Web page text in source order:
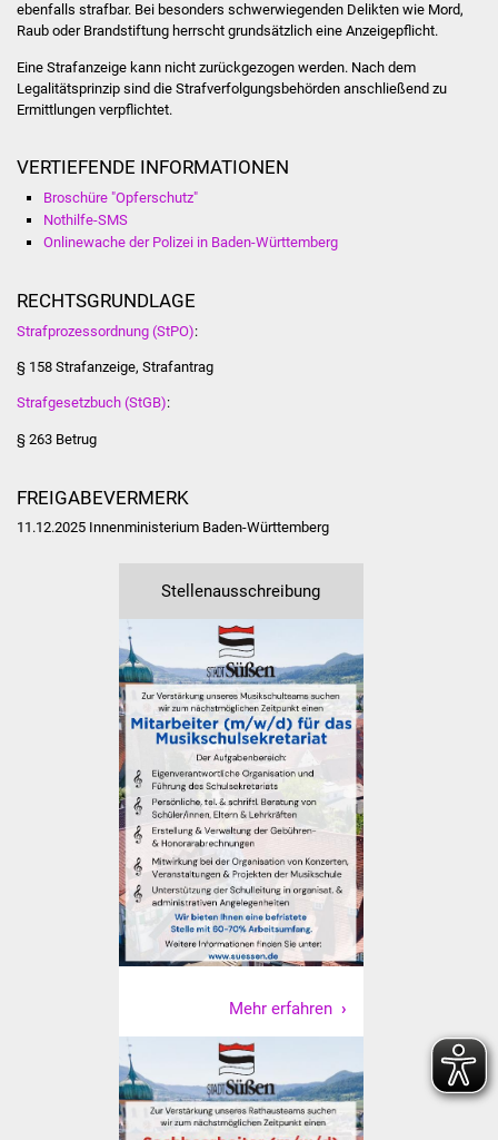
Stadtarchiv
Zehntscheuer
Vereine und Parteien
Schwäbischer Albtrauf
Industriekultur
Lebenslagen
Senioren
Stadtseniorenrat
Sommerwochen für
Seniorenwohn- und
Pflegeheim
Kinder und Jugendliche
Schülerferienprogramm
ebenfalls strafbar. Bei besonders schwerwiegenden Delikten wie Mord,
Raub oder Brandstiftung herrscht grundsätzlich eine Anzeigepflicht.
Eine Strafanzeige kann nicht zurückgezogen werden. Nach dem
Legalitätsprinzip sind die Strafverfolgungsbehörden anschließend zu
Ermittlungen verpflichtet.
VERTIEFENDE INFORMATIONEN
Broschüre "Opferschutz"
Nothilfe-SMS
Onlinewache der Polizei in Baden-Württemberg
RECHTSGRUNDLAGE
Strafprozessordnung (StPO):
§ 158 Strafanzeige, Strafantrag
Strafgesetzbuch (StGB):
§ 263 Betrug
FREIGABEVERMERK
11.12.2025 Innenministerium Baden-Württemberg
Stellenausschreibung
Mehr erfahren